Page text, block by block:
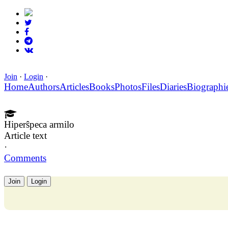
Join · Login ·
HomeAuthorsArticlesBooksPhotosFilesDiaries
Hiperŝpeca armilo
Article text
·
Comments
Join Login